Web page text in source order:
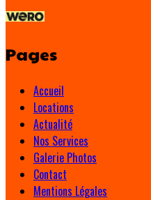
Pages
Accueil
Locations
Actualité
Nos Services
Galerie Photos
Contact
Mentions Légales